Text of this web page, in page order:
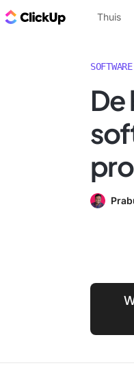
ClickUp
Thuis
De